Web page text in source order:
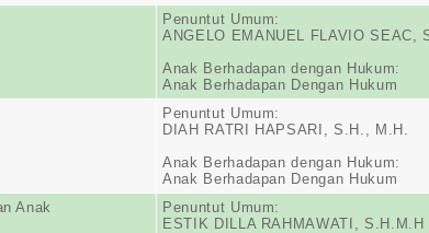
Penuntut Umum:
ANGELO EMANUEL FLAVIO SEAC,
Anak Berhadapan dengan Hukum:
Anak Berhadapan Dengan Hukum
Penuntut Umum:
DIAH RATRI HAPSARI, S.H., M.H.
Anak Berhadapan dengan Hukum:
Anak Berhadapan Dengan Hukum
Anak
Penuntut Umum:
ESTIK DILLA RAHMAWATI, S.H.M.H